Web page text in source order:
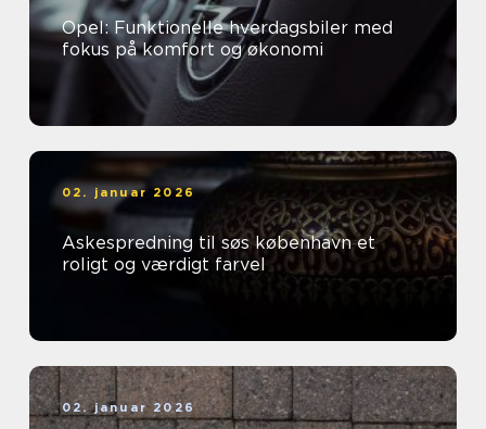
Opel: Funktionelle hverdagsbiler med
fokus på komfort og økonomi
02. januar 2026
Askespredning til søs københavn et
roligt og værdigt farvel
02. januar 2026